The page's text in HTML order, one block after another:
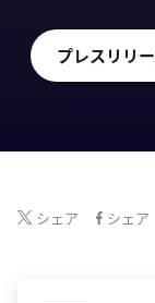
プレスリリ
シェア シェア